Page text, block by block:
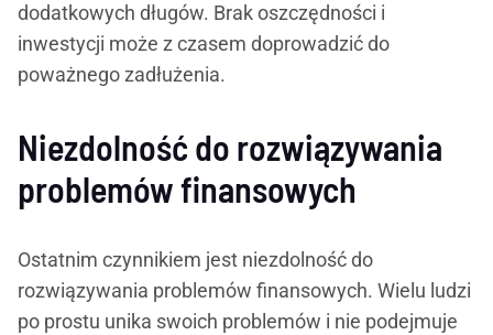
dodatkowych długów. Brak oszczędności i
inwestycji może z czasem doprowadzić do
poważnego zadłużenia.
Niezdolność do rozwiązywania
problemów finansowych
Ostatnim czynnikiem jest niezdolność do
rozwiązywania problemów finansowych. Wielu ludzi
po prostu unika swoich problemów i nie podejmuje